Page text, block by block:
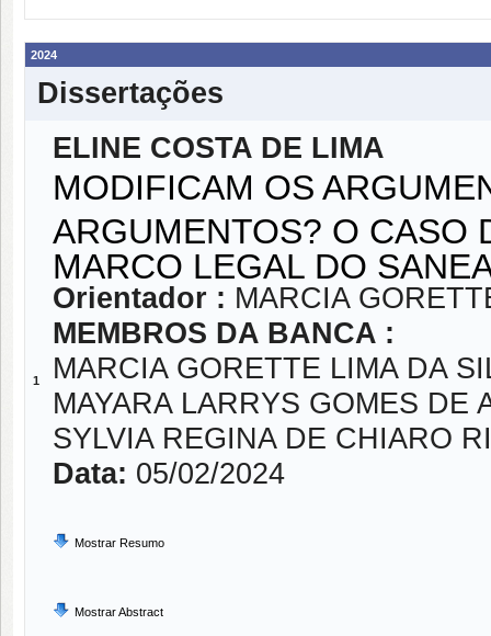
2024
Dissertações
1
ELINE COSTA DE LIMA
MODIFICAM OS
ARGUMENTOS? O CASO
MARCO LEGAL DO
Orientador : MARCIA
MEMBROS DA BANCA :
MARCIA GORETTE LIMA DA
MAYARA LARRYS GOMES DE
SYLVIA REGINA DE CHIARO
Data: 05/02/2024
Mostrar Resumo
Mostrar Abstract